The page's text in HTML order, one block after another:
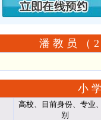
潘教员（
小
高校、目前身份、专业
别